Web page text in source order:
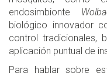
endosimbionte
biológico innovador
control tradicionales,
aplicación puntual de
Para hablar sobre